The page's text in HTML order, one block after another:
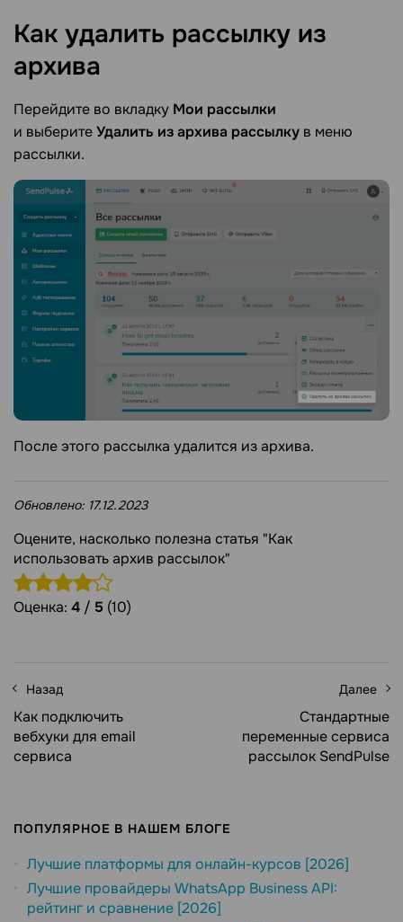
Как удалить рассылку из
архива
Перейдите во вкладку Мои рассылки
и выберитеУдалить из архива рассылку в меню
рассылки.
После этого рассылка удалится из архива.
Обновлено: 17.12.2023
Оцените, насколько полезна статья "Как
использовать архив рассылок"
Оценка: 4 / 5 (10)
Назад
Как подключить
вебхуки для email
сервиса
Далее
Стандартные
переменные сервиса
рассылок SendPulse
ПОПУЛЯРНОЕ В НАШЕМ БЛОГЕ
Лучшие платформы для онлайн-курсов [2026]
Лучшие провайдеры WhatsApp Business API:
рейтинг и сравнение [2026]